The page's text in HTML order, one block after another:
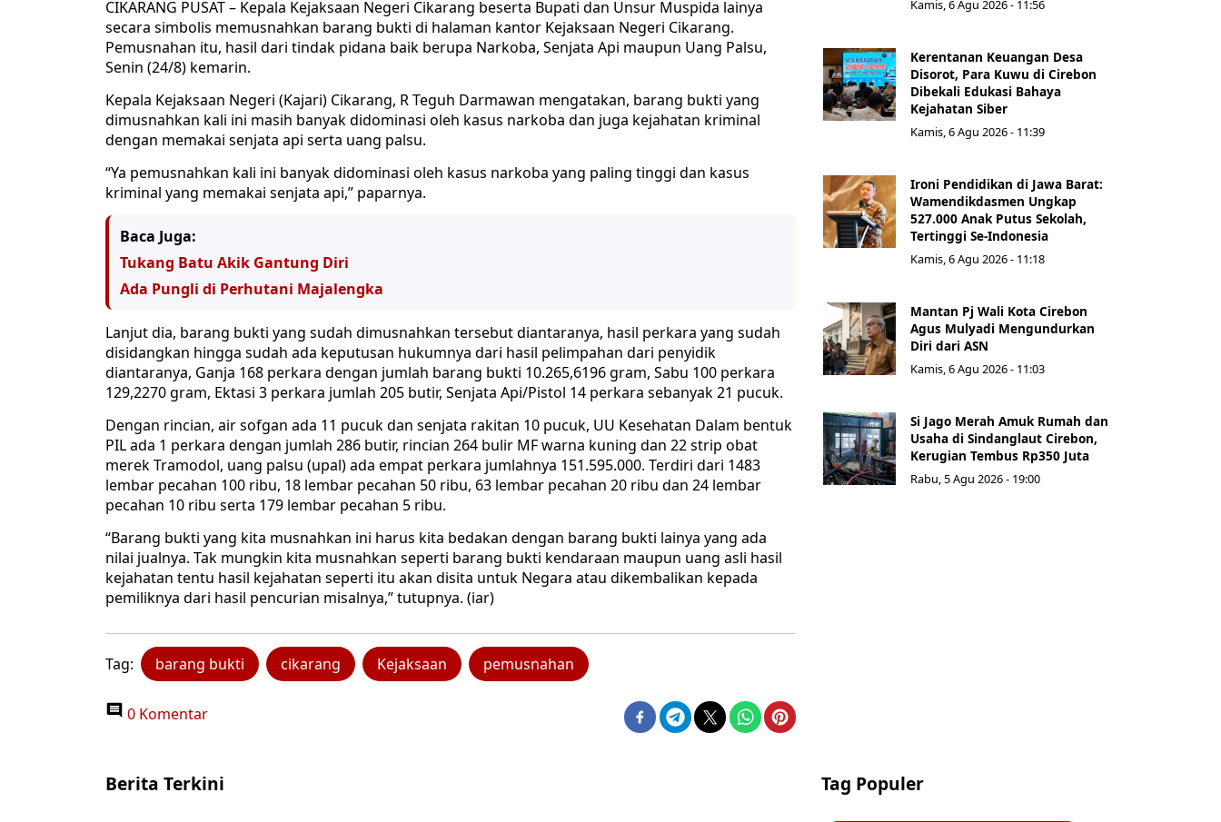
CIKARANG PUSAT – Kepala Kejaksaan Negeri Cikarang beserta Bupati dan Unsur Muspida lainya
secara simbolis memusnahkan barang bukti di halaman kantor Kejaksaan Negeri Cikarang.
Pemusnahan itu, hasil dari tindak pidana baik berupa Narkoba, Senjata Api maupun Uang Palsu,
Senin (24/8) kemarin.
Kepala Kejaksaan Negeri (Kajari) Cikarang, R Teguh Darmawan mengatakan, barang bukti yang
dimusnahkan kali ini masih banyak didominasi oleh kasus narkoba dan juga kejahatan kriminal
dengan memakai senjata api serta uang palsu.
“Ya pemusnahkan kali ini banyak didominasi oleh kasus narkoba yang paling tinggi dan kasus
kriminal yang memakai senjata api,” paparnya.
Baca Juga:
Tukang Batu Akik Gantung Diri
Ada Pungli di Perhutani Majalengka
Lanjut dia, barang bukti yang sudah dimusnahkan tersebut diantaranya, hasil perkara yang sudah
disidangkan hingga sudah ada keputusan hukumnya dari hasil pelimpahan dari penyidik
diantaranya, Ganja 168 perkara dengan jumlah barang bukti 10.265,6196 gram, Sabu 100 perkara
129,2270 gram, Ektasi 3 perkara jumlah 205 butir, Senjata Api/Pistol 14 perkara sebanyak 21 pucuk.
Dengan rincian, air sofgan ada 11 pucuk dan senjata rakitan 10 pucuk, UU Kesehatan Dalam bentuk
PIL ada 1 perkara dengan jumlah 286 butir, rincian 264 bulir MF warna kuning dan 22 strip obat
merek Tramodol, uang palsu (upal) ada empat perkara jumlahnya 151.595.000. Terdiri dari 1483
lembar pecahan 100 ribu, 18 lembar pecahan 50 ribu, 63 lembar pecahan 20 ribu dan 24 lembar
pecahan 10 ribu serta 179 lembar pecahan 5 ribu.
“Barang bukti yang kita musnahkan ini harus kita bedakan dengan barang bukti lainya yang ada
nilai jualnya. Tak mungkin kita musnahkan seperti barang bukti kendaraan maupun uang asli hasil
kejahatan tentu hasil kejahatan seperti itu akan disita untuk Negara atau dikembalikan kepada
pemiliknya dari hasil pencurian misalnya,” tutupnya. (iar)
Tag: barang bukti cikarang Kejaksaan pemusnahan
0 Komentar
Kamis, 6 Agu 2026 - 11:56
Kerentanan Keuangan Desa
Disorot, Para Kuwu di Cirebon
Dibekali Edukasi Bahaya
Kejahatan Siber
Kamis, 6 Agu 2026 - 11:39
Ironi Pendidikan di Jawa Barat:
Wamendikdasmen Ungkap
527.000 Anak Putus Sekolah,
Tertinggi Se-Indonesia
Kamis, 6 Agu 2026 - 11:18
Mantan Pj Wali Kota Cirebon
Agus Mulyadi Mengundurkan
Diri dari ASN
Kamis, 6 Agu 2026 - 11:03
Si Jago Merah Amuk Rumah dan
Usaha di Sindanglaut Cirebon,
Kerugian Tembus Rp350 Juta
Rabu, 5 Agu 2026 - 19:00
Berita Terkini Tag Populer